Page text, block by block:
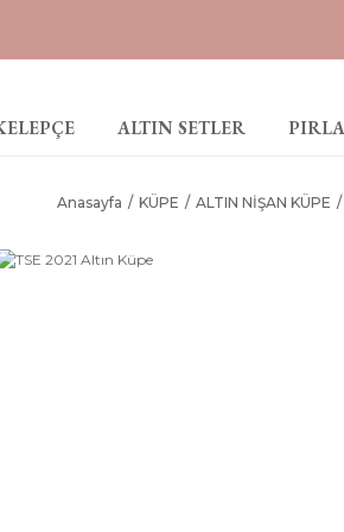
ALTIN SETLER
Anasayfa KÜPE ALTIN NİŞAN KÜPE